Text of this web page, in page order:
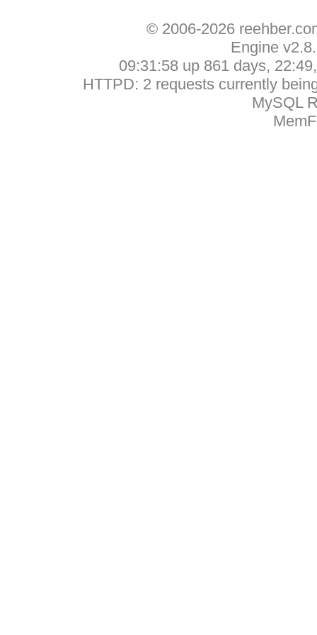
© 2006-2026
Engine
09:31:58 up 861 days,
HTTPD: 2 requests currently
MySQL